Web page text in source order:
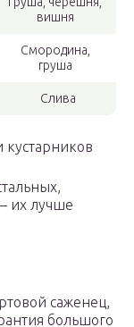
вишня
Смородина,
груша
Слива
кустарников
их лучше
саженец,
большого